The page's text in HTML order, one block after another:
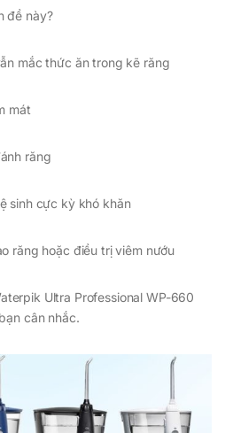
đề này?
mắc thức ăn trong kẽ răng
mát
răng
sinh cực kỳ khó khăn
răng hoặc điều trị viêm nướu
Ultra Professional WP-660
cân nhắc.